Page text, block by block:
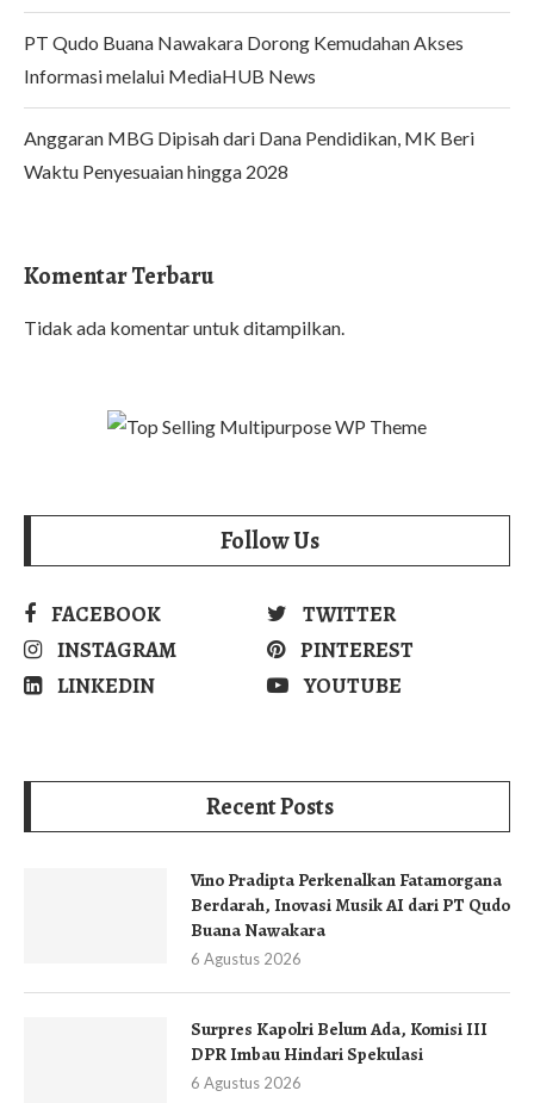
PT Qudo Buana Nawakara Dorong Kemudahan Akses
Informasi melalui MediaHUB News
Anggaran MBG Dipisah dari Dana Pendidikan, MK Beri
Waktu Penyesuaian hingga 2028
Komentar Terbaru
Tidak ada komentar untuk ditampilkan.
Follow Us
FACEBOOK
TWITTER
INSTAGRAM
PINTEREST
LINKEDIN
YOUTUBE
Recent Posts
Vino Pradipta Perkenalkan Fatamorgana
Berdarah, Inovasi Musik AI dari PT Qudo
Buana Nawakara
6 Agustus 2026
Surpres Kapolri Belum Ada, Komisi III
DPR Imbau Hindari Spekulasi
6 Agustus 2026